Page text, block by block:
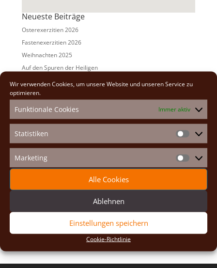
Wir verwenden Cookies, um unsere Website und unseren Service zu
optimieren.
Funktionale Cookies Immer aktiv
Statistiken
Marketing Marketing
Alle Cookies
Ablehnen
Einstellungen speichern
Cookie-Richtlinie
Neueste Beiträge
Osterexerzitien 2026
Fastenexerzitien 2026
Weihnachten 2025
Auf den Spuren der Heiligen
Adventexerzitien 2025
2026(2)
2025(7)
2024(5)
2023(13)
2022(9)
2020(2)